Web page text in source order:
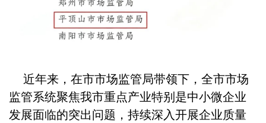
近年来，在市市场监管局带领下，全市市场
监管系统聚焦我市重点产业特别是中小微企业
发展面临的突出问题，持续深入开展企业质量